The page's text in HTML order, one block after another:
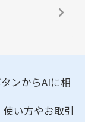
ンからAIに相
使い方やお取引